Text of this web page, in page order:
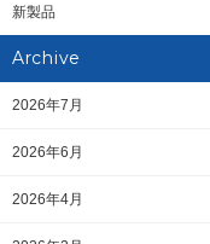
新製品
Archive
2026年7月
2026年6月
2026年4月